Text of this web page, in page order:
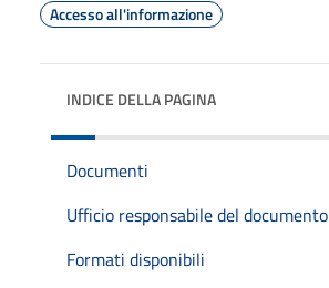
Accesso all'informazione
INDICE DELLA PAGINA
Documenti
Ufficio responsabile del documento
Formati disponibili